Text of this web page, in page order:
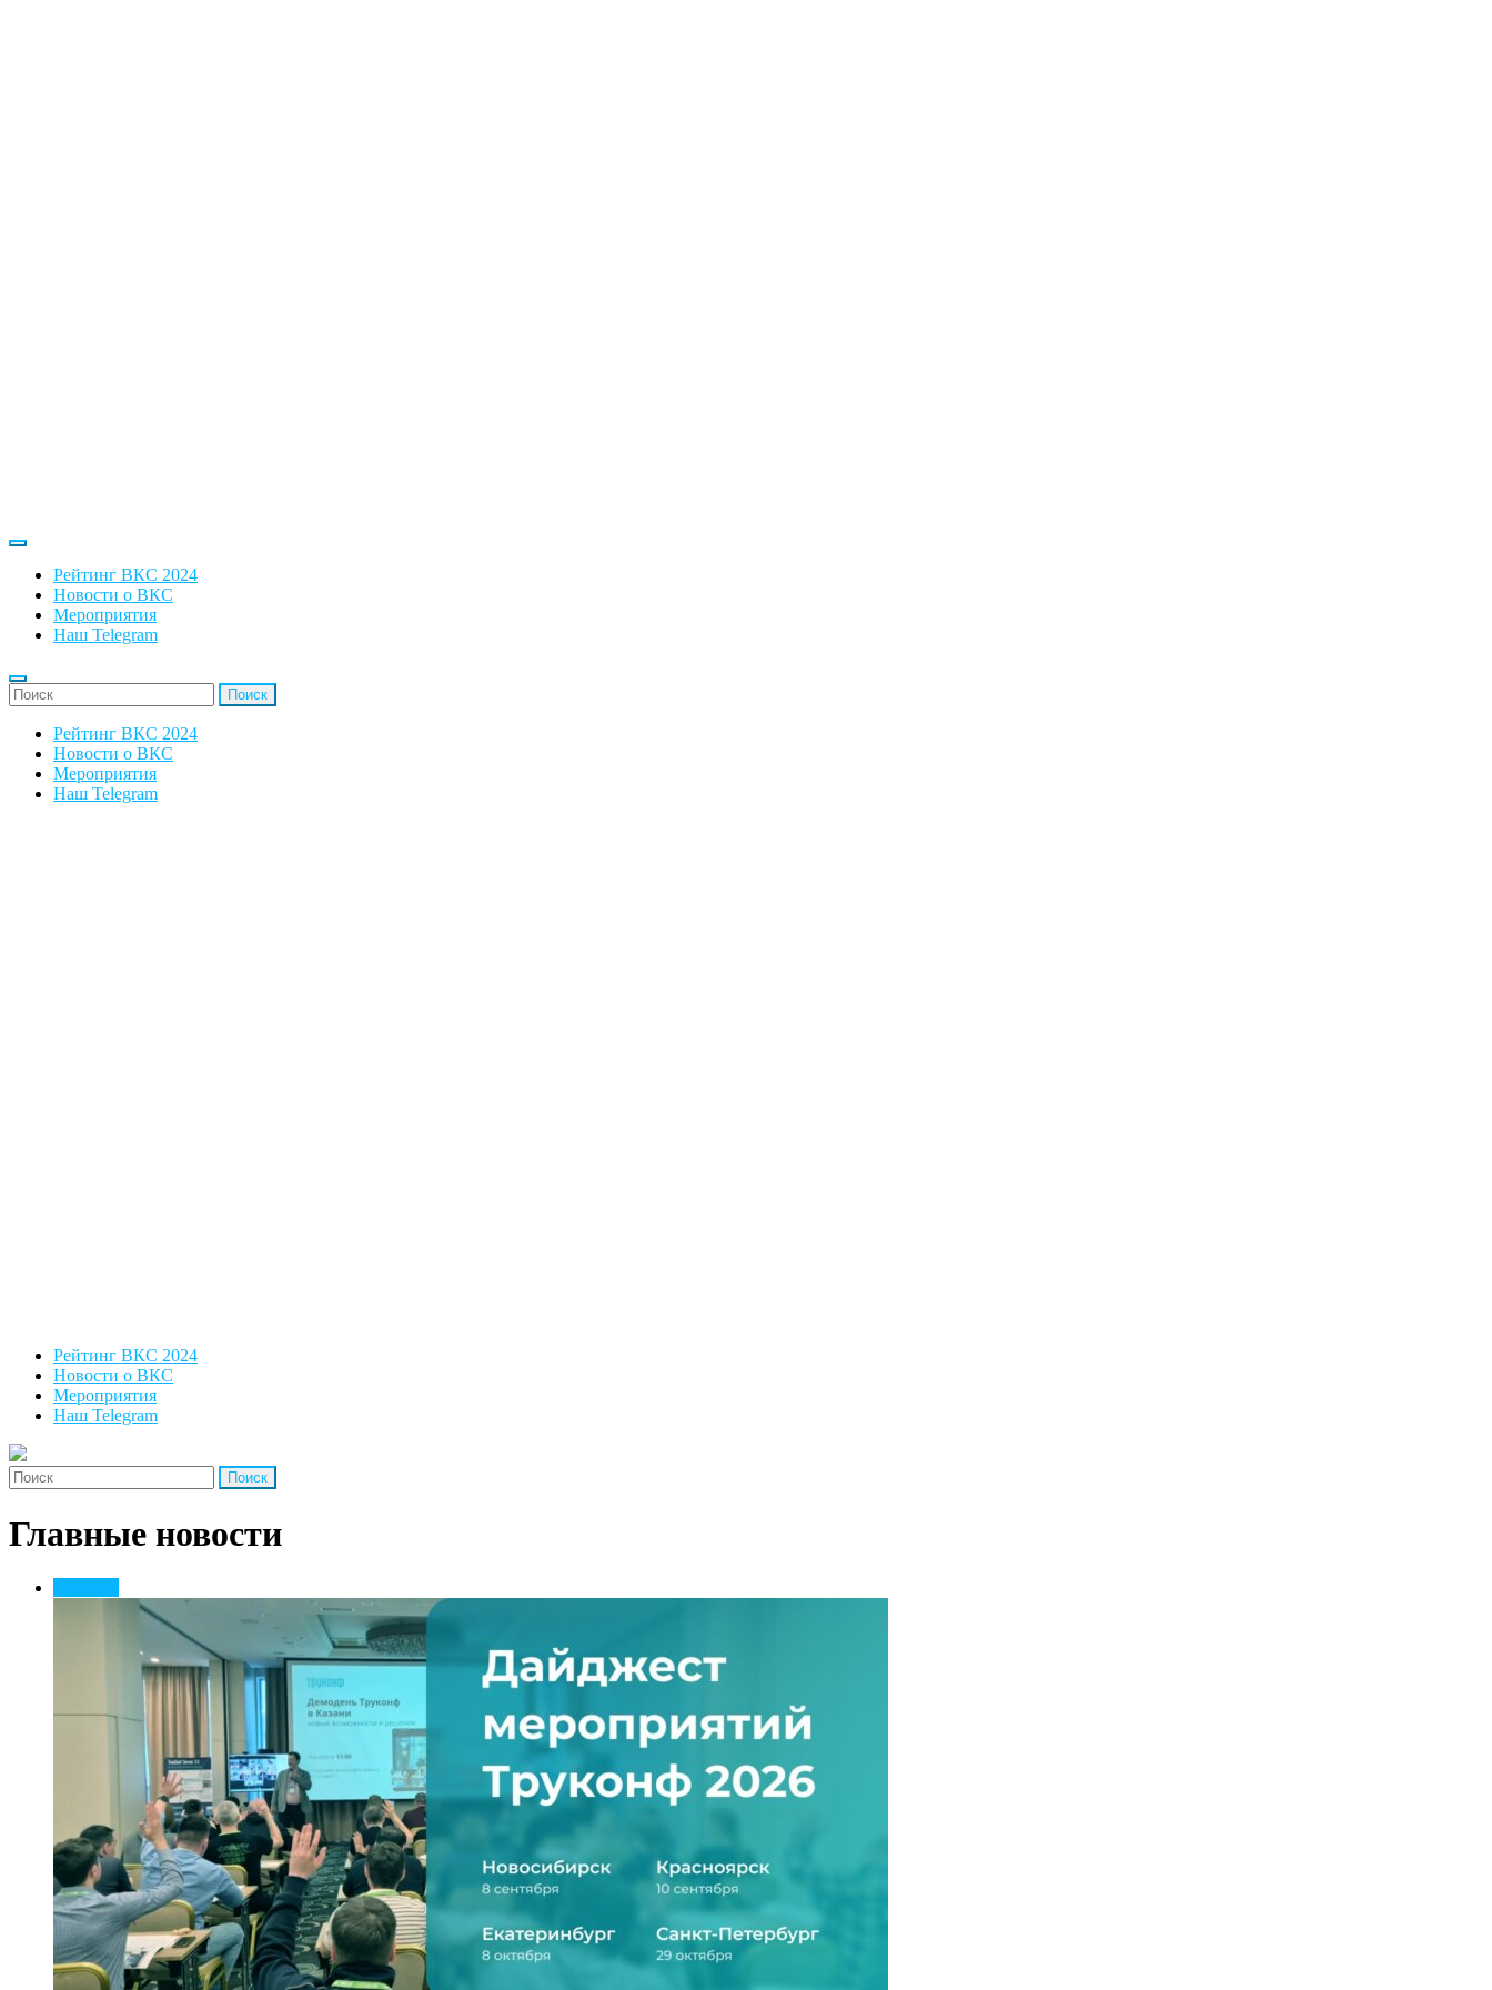
Рейтинг ВКС 2024
Новости о ВКС
Мероприятия
Наш Telegram
'Найти:
Рейтинг ВКС 2024
Новости о ВКС
Мероприятия
Наш Telegram
Рейтинг ВКС 2024
Новости о ВКС
Мероприятия
Наш Telegram
'Найти:
Главные новости